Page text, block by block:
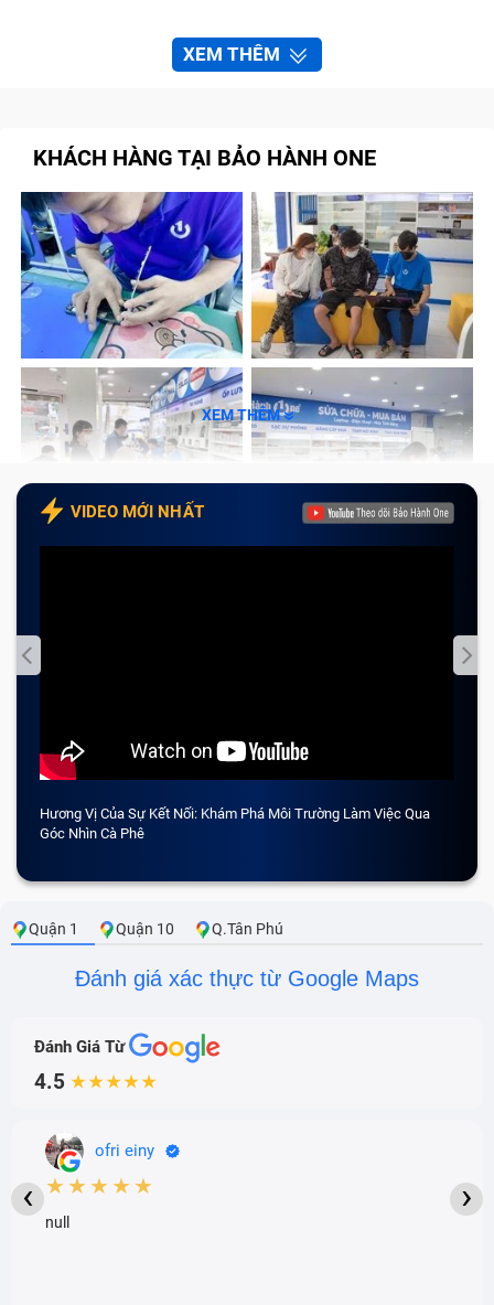
XEM THÊM
KHÁCH HÀNG TẠI BẢO HÀNH ONE
XEM THÊM
VIDEO MỚI NHẤT
Hương Vị Của Sự Kết Nối: Khám Phá Môi Trường Làm Việc Qua
Góc Nhìn Cà Phê
Quận 1 Quận 10 Q.Tân Phú
Đánh giá xác thực từ Google Maps
Đánh Giá Từ
4.5 ★★★★★
ofri einy
★★★★★
null
‹ ›